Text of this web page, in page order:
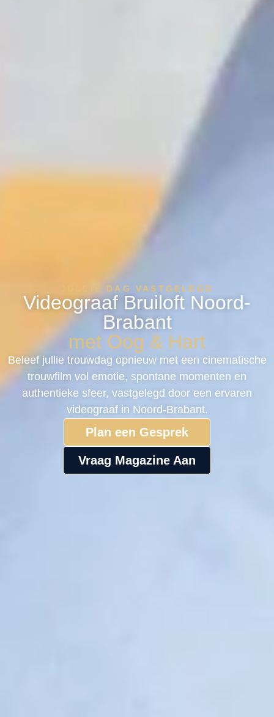
JULLIE DAG VASTGELEGD
Videograaf Bruiloft Noord-
Brabant
met Oog & Hart
Beleef jullie trouwdag opnieuw met een cinematische
trouwfilm vol emotie, spontane momenten en
authentieke sfeer, vastgelegd door een ervaren
videograaf in Noord-Brabant.
Plan een Gesprek
Vraag Magazine Aan